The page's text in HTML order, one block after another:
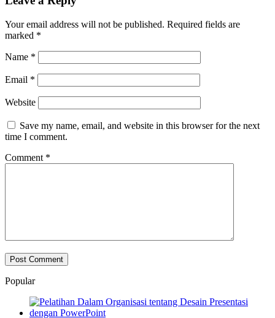
Your email address will not be published. Required fields are
marked *
Name *
Email *
Website
Save my name, email, and website in this browser for the next
time I comment.
Comment *
Popular